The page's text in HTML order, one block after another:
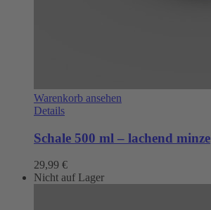
Warenkorb ansehen
Details
Schale 500 ml – lachend minze
29,99 €
Nicht auf Lager